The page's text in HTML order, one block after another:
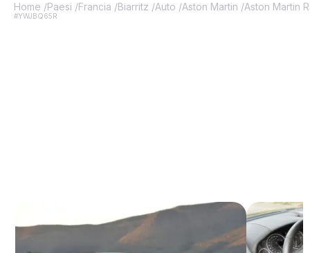
Home /Paesi /Francia /Biarritz /Auto /Aston Martin /Aston Martin
#YWJBQ65R